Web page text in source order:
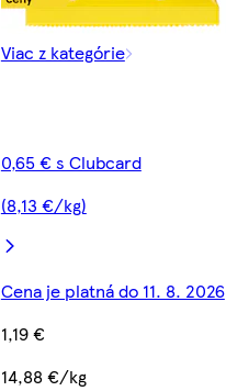
Viac z kategórie
0,65 € s Clubcard
(8,13 €/kg)
Cena je platná do 11. 8. 2026
1,19 €
14,88 €/kg